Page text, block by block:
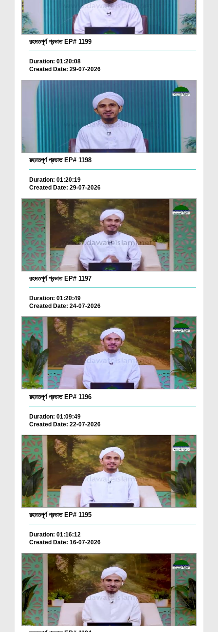
রহমতপূর্ণ প্রভাত EP# 1199
Duration: 01:20:08
Created Date: 29-07-2026
রহমতপূর্ণ প্রভাত EP# 1198
Duration: 01:20:19
Created Date: 29-07-2026
রহমতপূর্ণ প্রভাত EP# 1197
Duration: 01:20:49
Created Date: 24-07-2026
রহমতপূর্ণ প্রভাত EP# 1196
Duration: 01:09:49
Created Date: 22-07-2026
রহমতপূর্ণ প্রভাত EP# 1195
Duration: 01:16:12
Created Date: 16-07-2026